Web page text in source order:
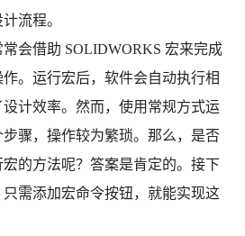
流程。
会借助 SOLIDWORKS 宏来完成
。运行宏后，软件会自动执行相
计效率。然而，使用常规方式运
骤，操作较为繁琐。那么，是否
的方法呢？答案是肯定的。接下
需添加宏命令按钮，就能实现这